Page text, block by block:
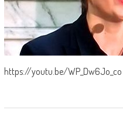
https://youtu.be/WP_Dw6Jo_co